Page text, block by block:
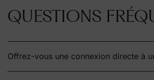
QUESTIONS
Offrez-vous une connexion directe à